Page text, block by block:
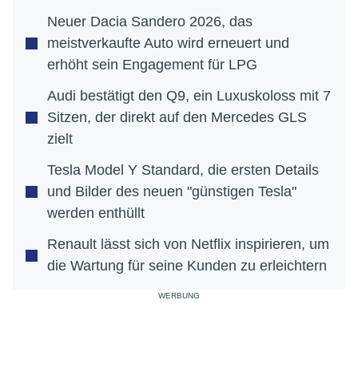
Neuer Dacia Sandero 2026, das
meistverkaufte Auto wird erneuert und
erhöht sein Engagement für LPG
Audi bestätigt den Q9, ein Luxuskoloss mit 7
Sitzen, der direkt auf den Mercedes GLS
zielt
Tesla Model Y Standard, die ersten Details
und Bilder des neuen "günstigen Tesla"
werden enthüllt
Renault lässt sich von Netflix inspirieren, um
die Wartung für seine Kunden zu erleichtern